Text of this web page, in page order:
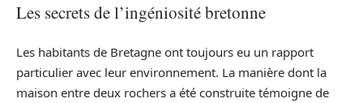
Les secrets de l’ingéniosité bretonne
Les habitants de Bretagne ont toujours eu un rapport
particulier avec leur environnement. La manière dont la
maison entre deux rochers a été construite témoigne de